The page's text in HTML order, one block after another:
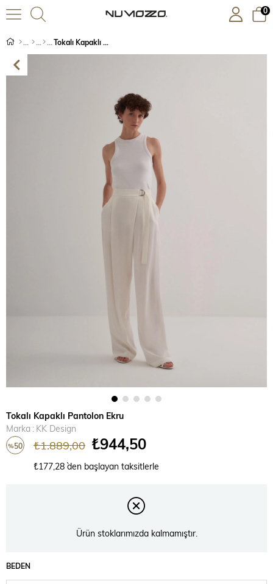
0
Tokalı Kapaklı Pantolon Ekru
Tokalı Kapaklı Pantolon Ekru
Marka : KK Design
%50 ₺1.889,00 ₺944,50
₺177,28 `den başlayan taksitlerle
Ürün stoklarımızda kalmamıştır.
BEDEN